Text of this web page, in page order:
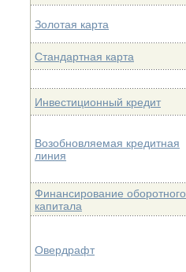
Золотая карта
Стандартная карта
Инвестиционный кредит
Возобновляемая кредитная
линия
Финансирование оборотного
капитала
Овердрафт